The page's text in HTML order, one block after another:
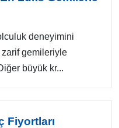
deneyimini
zarif gemileriyle
büyük kr...
Fiyortları